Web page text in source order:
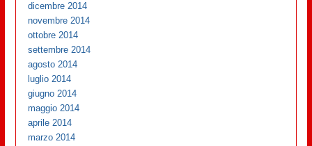
dicembre 2014
novembre 2014
ottobre 2014
settembre 2014
agosto 2014
luglio 2014
giugno 2014
maggio 2014
aprile 2014
marzo 2014